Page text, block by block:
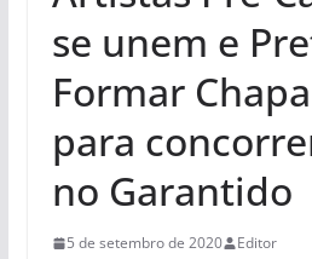
se unem e
Formar
para
no Garantido
5 de setembro de 2020 Editor